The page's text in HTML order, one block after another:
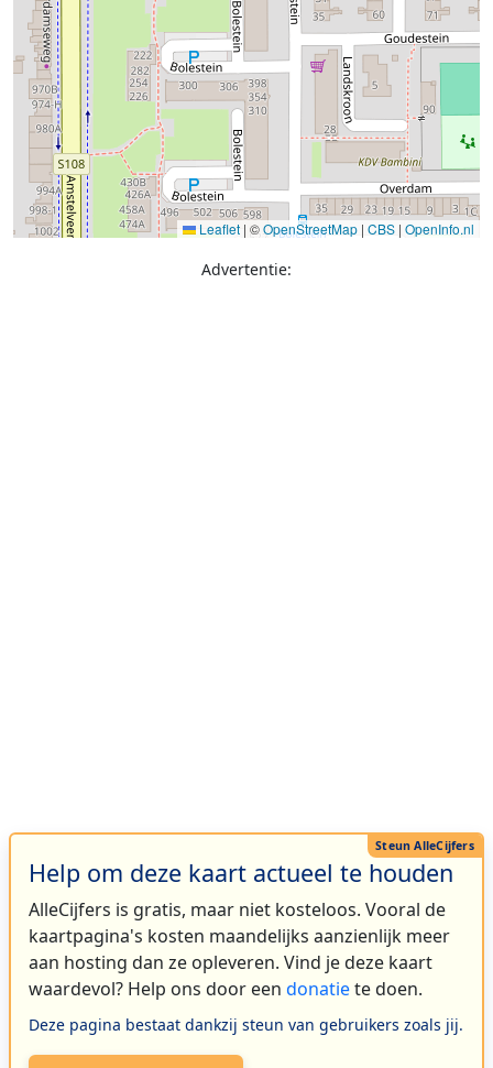
Leaflet | ©OpenStreetMap | CBS | OpenInfo.nl
Advertentie:
Help om deze kaart actueel te houden
AlleCijfers is gratis, maar niet kosteloos. Vooral de
kaartpagina's kosten maandelijks aanzienlijk meer
aan hosting dan ze opleveren. Vind je deze kaart
waardevol? Help ons door een donatiete doen.
Deze pagina bestaat dankzij steun van gebruikers zoals jij.